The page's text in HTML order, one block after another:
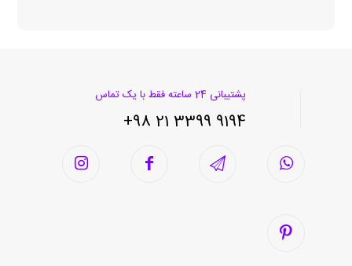
پشتیبانی 24 ساعته فقط با یک تماس
9194 3399 21 98+